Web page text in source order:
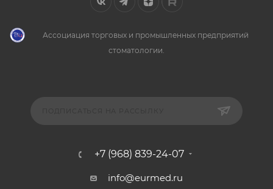
Ассоциация торговых и промышленных предприятий
стоматологии.
+7 (968) 839-24-07
info@eurmed.ru